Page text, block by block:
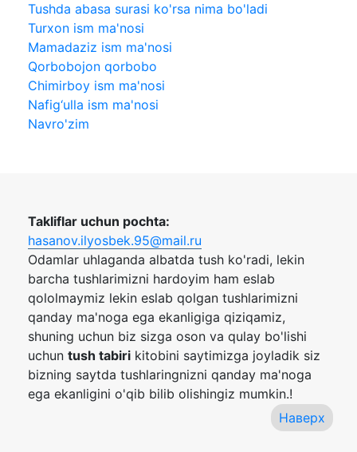
Tushda abasa surasi ko'rsa nima bo'ladi
Turxon ism ma'nosi
Mamadaziz ism ma'nosi
Qorbobojon qorbobo
Chimirboy ism ma'nosi
Nafig‘ulla ism ma'nosi
Navro'zim
Наверх
Takliflar uchun pochta:
hasanov.ilyosbek.95@mail.ru
Odamlar uhlaganda albatda tush ko'radi, lekin
barcha tushlarimizni hardoyim ham eslab
qololmaymiz lekin eslab qolgan tushlarimizni
qanday ma'noga ega ekanligiga qiziqamiz,
shuning uchun biz sizga oson va qulay bo'lishi
uchun tush tabiri kitobini saytimizga joyladik siz
bizning saytda tushlaringnizni qanday ma'noga
ega ekanligini o'qib bilib olishingiz mumkin.!